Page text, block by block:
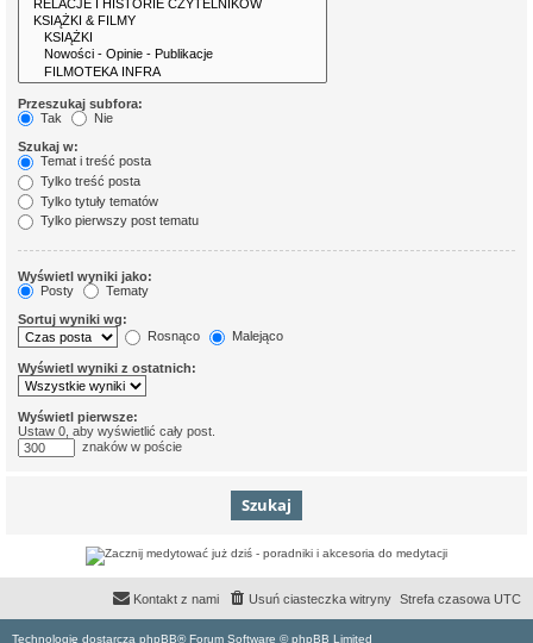
Przeszukaj subfora:
Tak
Nie
Szukaj w:
Temat i treść posta
Tylko treść posta
Tylko tytuły tematów
Tylko pierwszy post tematu
Wyświetl wyniki jako:
Posty
Tematy
Sortuj wyniki wg:
Rosnąco
Malejąco
Wyświetl wyniki z ostatnich:
Wyświetl pierwsze:
Ustaw 0, aby wyświetlić cały post.
znaków w poście
Strefa czasowa UTC
Usuń ciasteczka witryny
Kontakt z nami
Technologię dostarcza phpBB® Forum Software © phpBB Limited